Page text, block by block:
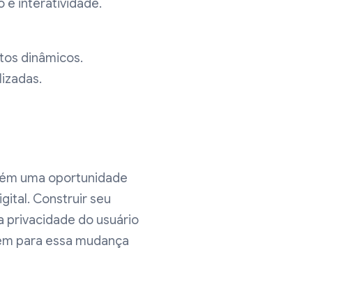
e interatividade.
dinâmicos.
uma oportunidade
Construir seu
privacidade do usuário
para essa mudança